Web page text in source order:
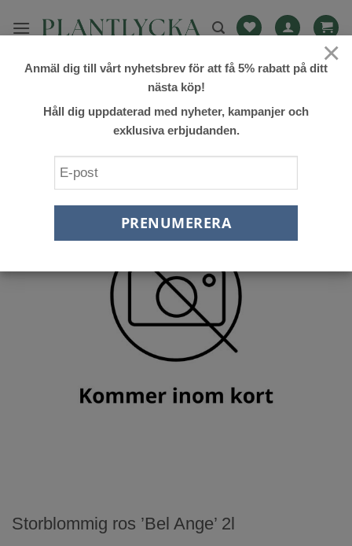
FILTRERA
Storblommig ros ’Bel Ange’ 2l
×
Anmäl dig till vårt nyhetsbrev för att få 5% rabatt på ditt
nästa köp!
Håll dig uppdaterad med nyheter, kampanjer och
exklusiva erbjudanden.